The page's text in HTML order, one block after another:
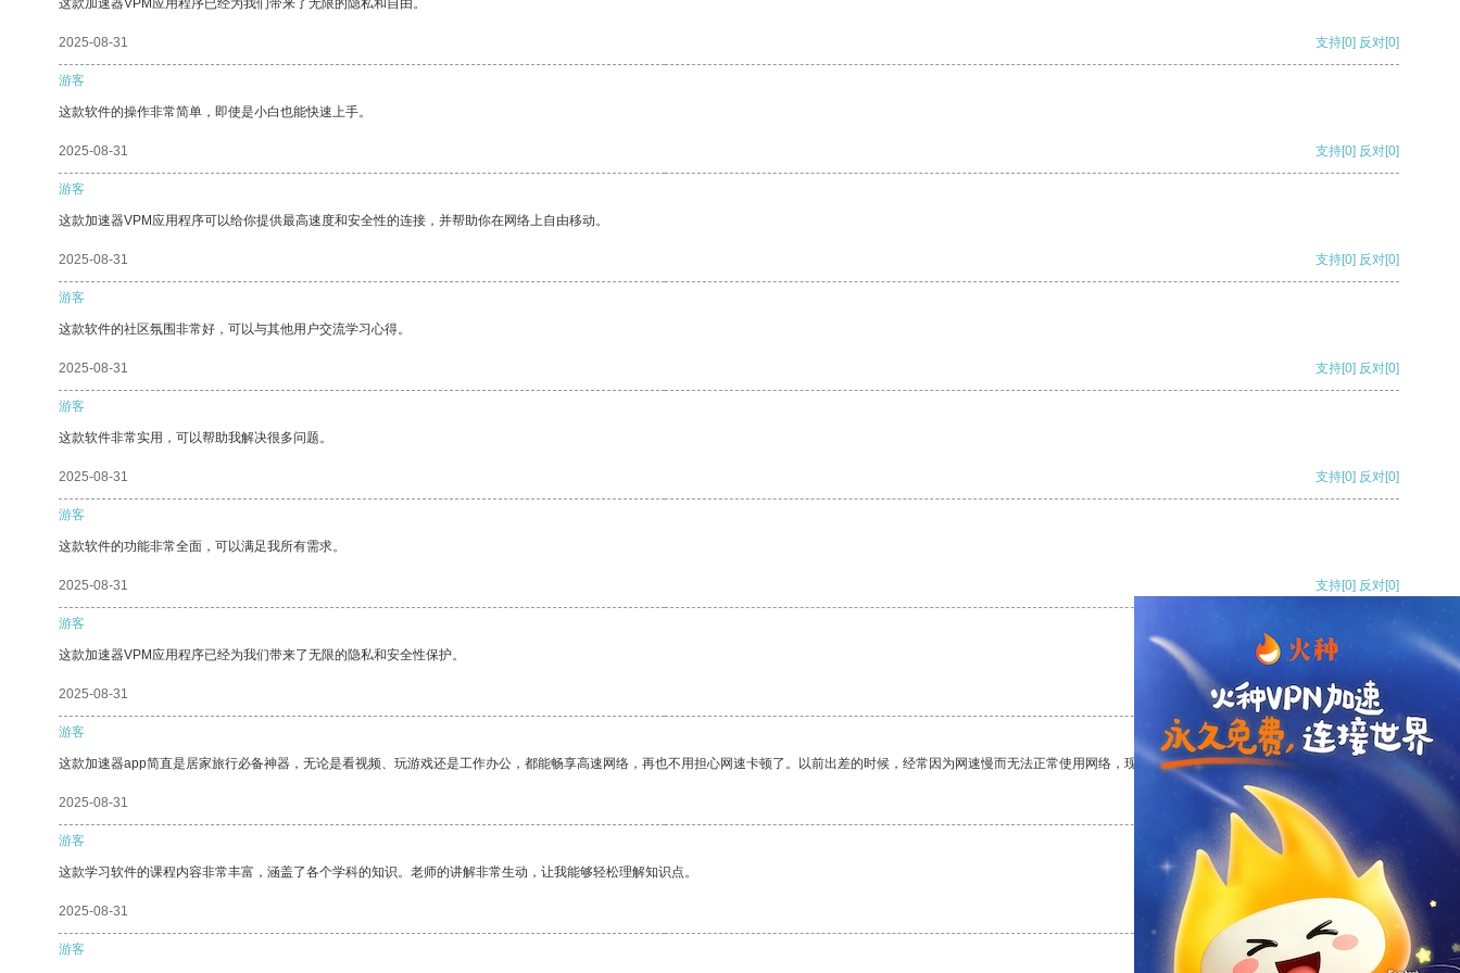
这款加速器VPM应用程序已经为我们带来了无限的隐私和自由。
2025-08-31 支持[0] 反对[0]
游客
这款软件的操作非常简单，即使是小白也能快速上手。
2025-08-31 支持[0] 反对[0]
游客
这款加速器VPM应用程序可以给你提供最高速度和安全性的连接，并帮助你在网络上自由移动。
2025-08-31 支持[0] 反对[0]
游客
这款软件的社区氛围非常好，可以与其他用户交流学习心得。
2025-08-31 支持[0] 反对[0]
游客
这款软件非常实用，可以帮助我解决很多问题。
2025-08-31 支持[0] 反对[0]
游客
这款软件的功能非常全面，可以满足我所有需求。
2025-08-31 支持[0] 反对[0]
游客
这款加速器VPM应用程序已经为我们带来了无限的隐私和安全性保护。
2025-08-31 支持[0] 反对
游客
这款加速器app简直是居家旅行必备神器，无论是看视频、玩游戏还是工作办公，都能畅享高速网络，再也不用担心网速卡顿了。以前出差的时候，经常因为网速慢而无法正常使用网络，现在有了这个app，我再也不用担心了。
2025-08-31 支持
游客
这款学习软件的课程内容非常丰富，涵盖了各个学科的知识。老师的讲解非常生动，让我能够轻松理解知识点。
2025-08-31 反对 [0]
游客